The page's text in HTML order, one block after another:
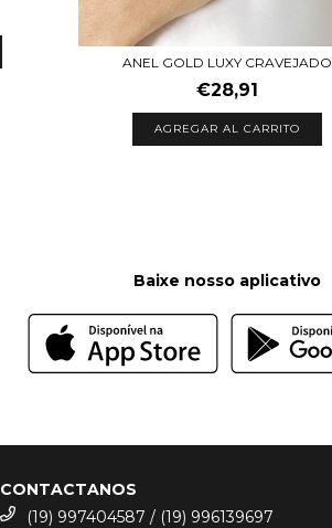
ANEL GOLD LUXY CRAVEJADO
€28,91
AGREGAR AL CARRITO
Baixe nosso aplicativo
CONTACTANOS
(19) 997404587 / (19) 996139697